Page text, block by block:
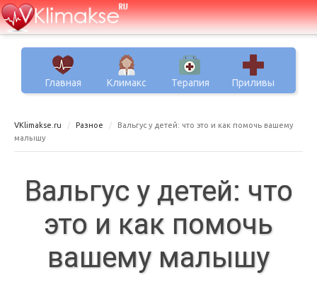
Главная Климакс Терапия Приливы
VKlimakse.ru Разное
Вальгус у детей: что это и как помочь вашему
малышу
Вальгус у детей: что
это и как помочь
вашему малышу